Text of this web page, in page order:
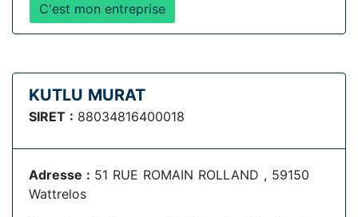
C'est mon entreprise
KUTLU MURAT
SIRET : 88034816400018
Adresse : 51 RUE ROMAIN ROLLAND , 59150
Wattrelos